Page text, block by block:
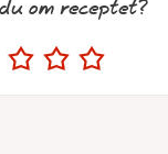
om receptet?